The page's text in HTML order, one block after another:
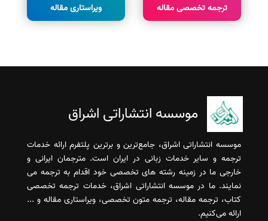
ترجمه تخصصی مقاله ویراستاری مقاله
موسسه انتشاراتی اشراق
موسسه انتشاراتی اشراق، جامع‌ترین و برترین پلتفرم ارائه خدمات
ترجمه و سایر خدمات زبانی در ایران است. مترجمان ایرانی و
خارجی ما در زمینه رشته های تخصصی خود اقدام به ترجمه می
نمایند. ما در موسسه انتشاراتی اشراق، خدمات ترجمه تخصصی
کتاب، ترجمه مقاله، ترجمه متون تخصصی، ویراستاری مقاله و ...
ارائه می‌کنیم.